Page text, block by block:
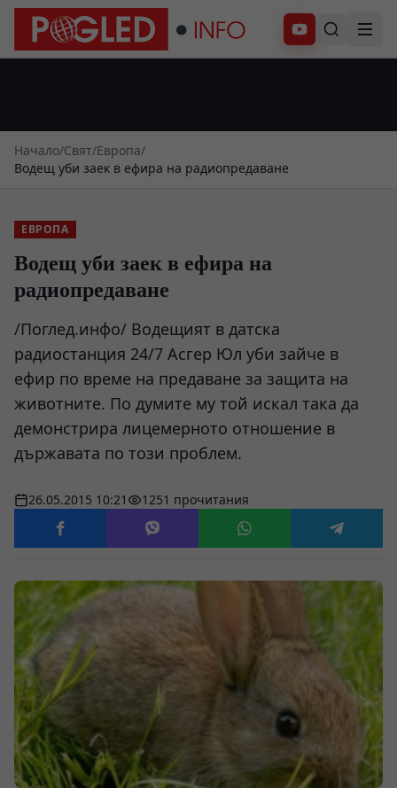
Абонирай се
Начало/Свят/Европа/
Водещ уби заек в ефира на радиопредаване
ЕВРОПА
Водещ уби заек в ефира на
радиопредаване
/Поглед.инфо/ Водещият в датска
радиостанция 24/7 Асгер Юл уби зайче в
ефир по време на предаване за защита на
животните. По думите му той искал така да
демонстрира лицемерното отношение в
държавата по този проблем.
26.05.2015 10:21 1251 прочитания